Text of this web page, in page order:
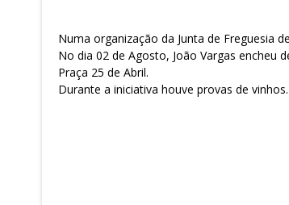
Numa organização da Junta de Freguesia
No dia 02 de Agosto, João Vargas encheu
Praça 25 de Abril.
Durante a iniciativa houve provas de vinhos.